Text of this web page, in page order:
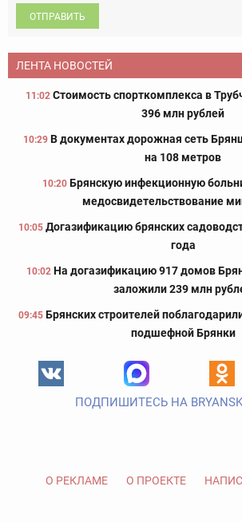
ОТПРАВИТЬ
ЛЕНТА НОВОСТЕЙ
11:02 Стоимость спорткомплекса в
396 млн рублей
10:29 В документах дорожная сеть
на 108 метров
10:20 Брянскую инфекционную
медосвидетельствование
10:05 Догазификацию брянских
года
10:02 На догазификацию 917 домов
заложили 239 млн
09:45 Брянских строителей
подшефной Брянки
ПОДПИШИТЕСЬ НА
О РЕКЛАМЕ О ПРОЕКТЕ